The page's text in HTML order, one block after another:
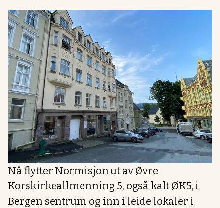
Nå flytter Normisjon ut av Øvre
Korskirkeallmenning 5, også kalt ØK5, i
Bergen sentrum og inn i leide lokaler i